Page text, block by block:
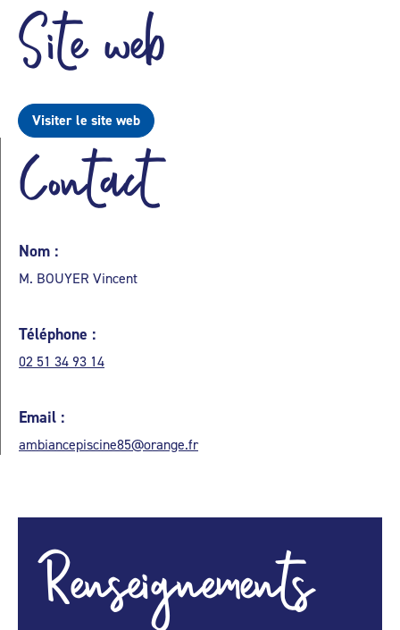
Site web
Visiter le site web
Contact
Nom :
M. BOUYER Vincent
Téléphone :
02 51 34 93 14
Email :
ambiancepiscine85@orange.fr
Renseignements